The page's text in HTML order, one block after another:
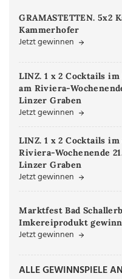
GRAMASTETTEN. 5x2
Kammerhofer
Jetzt gewinnen
LINZ. 1 x 2 Cocktails
am Riviera-
Linzer Graben
Jetzt gewinnen
LINZ. 1 x 2 Cocktails
Riviera-Wochenende
Linzer Graben
Jetzt gewinnen
Marktfest Bad
Imkereiprodukt
Jetzt gewinnen
ALLE GEWINNSPIELE